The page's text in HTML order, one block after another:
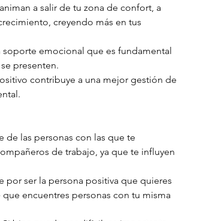
a salir de tu zona de confort, a
creyendo más en tus
soporte emocional que es fundamental
presenten.
contribuye a una mejor gestión de
de las personas con las que te
de trabajo, ya que te influyen
por ser la persona positiva que quieres
encuentres personas con tu misma